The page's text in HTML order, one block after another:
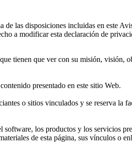
las disposiciones incluidas en este
a modificar esta declaración de
tienen que ver con su misión, visión,
presentado en este sitio Web.
o sitios vinculados y se reserva la
los productos y los servicios
de esta página, sus vínculos o